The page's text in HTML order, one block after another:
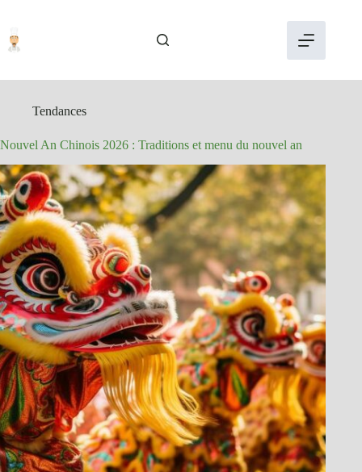
contenu
Tendances
Nouvel An Chinois 2026 : Traditions et menu du nouvel an